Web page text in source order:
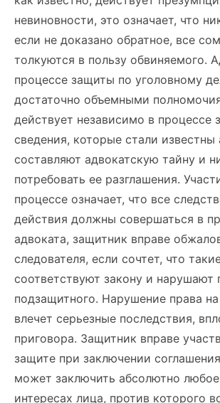
невиновности, это означает, что
если не доказано обратное, все
толкуются в пользу обвиняемого.
процессе защиты по уголовному
достаточно объемными
действует независимо в процессе
сведения, которые стали известны
составляют адвокатскую тайну и
потребовать ее разглашения.
процессе означает, что все
действия должны совершаться в
адвоката, защитник вправе
следователя, если сочтет, что
соответствуют закону и нарушают
подзащитного. Нарушение права
влечет серьезные последствия,
приговора. Защитник вправе
защите при заключении
может заключить абсолютно
интересах лица, против которого